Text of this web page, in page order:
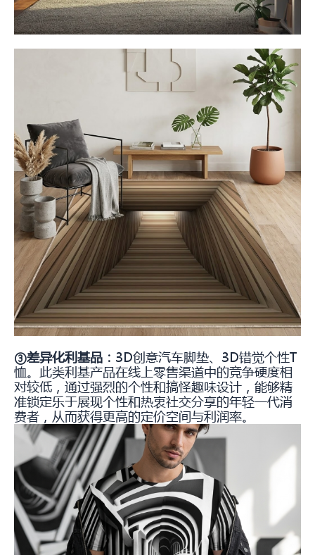
③差异化利基品： 3D创意汽车脚垫、3D错觉个性T
恤。此类利基产品在线上零售渠道中的竞争硬度相
对较低，通过强烈的个性和搞怪趣味设计，能够精
准锁定乐于展现个性和热衷社交分享的年轻一代消
费者，从而获得更高的定价空间与利润率。